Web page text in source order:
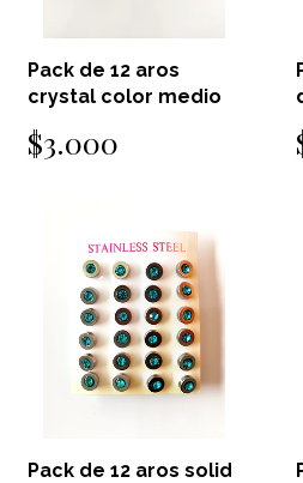
Pack de 12 aros
crystal color medio
$3.000
Pack de 12 aros solid